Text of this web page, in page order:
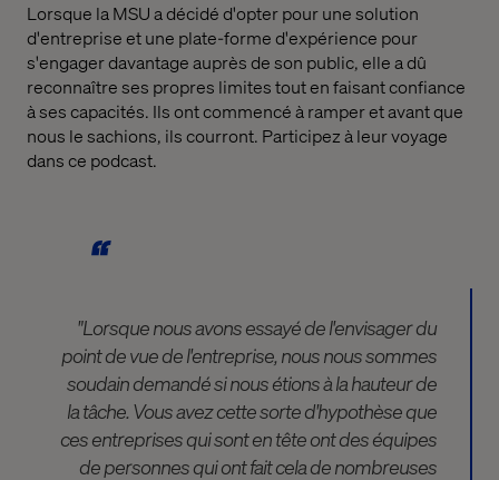
Lorsque la MSU a décidé d'opter pour une solution
d'entreprise et une plate-forme d'expérience pour
s'engager davantage auprès de son public, elle a dû
reconnaître ses propres limites tout en faisant confiance
à ses capacités. Ils ont commencé à ramper et avant que
nous le sachions, ils courront. Participez à leur voyage
dans ce podcast.
"Lorsque nous avons essayé de l'envisager du
point de vue de l'entreprise, nous nous sommes
soudain demandé si nous étions à la hauteur de
la tâche. Vous avez cette sorte d'hypothèse que
ces entreprises qui sont en tête ont des équipes
de personnes qui ont fait cela de nombreuses